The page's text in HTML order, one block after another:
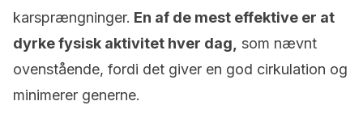
karsprængninger. En af de mest effektive er at
dyrke fysisk aktivitet hver dag, som nævnt
ovenstående, fordi det giver en god cirkulation og
minimerer generne.